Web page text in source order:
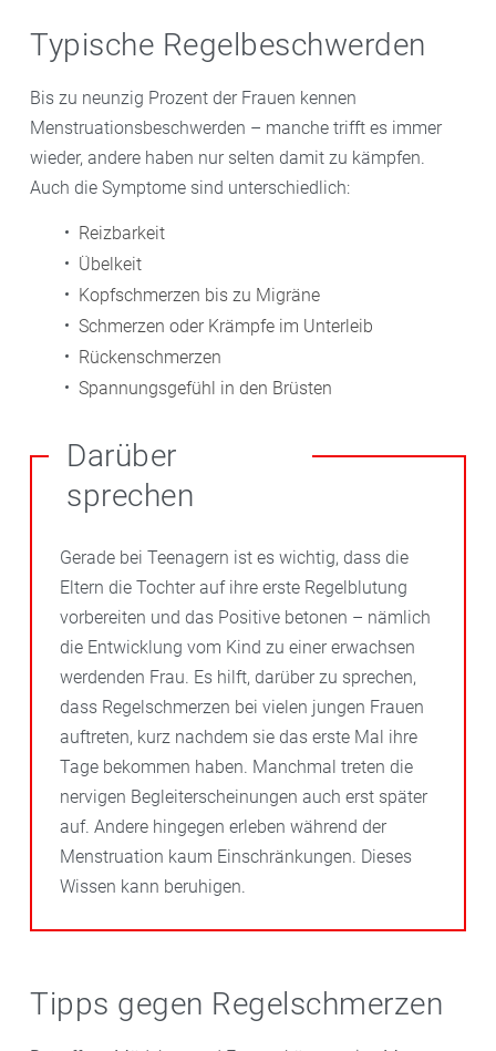
Typische Regelbeschwerden
Bis zu neunzig Prozent der Frauen kennen
Menstruationsbeschwerden – manche trifft es immer
wieder, andere haben nur selten damit zu kämpfen.
Auch die Symptome sind unterschiedlich:
Reizbarkeit
Übelkeit
Kopfschmerzen bis zu Migräne
Schmerzen oder Krämpfe im Unterleib
Rückenschmerzen
Spannungsgefühl in den Brüsten
Darüber
sprechen
Gerade bei Teenagern ist es wichtig, dass die
Eltern die Tochter auf ihre erste Regelblutung
vorbereiten und das Positive betonen – nämlich
die Entwicklung vom Kind zu einer erwachsen
werdenden Frau. Es hilft, darüber zu sprechen,
dass Regelschmerzen bei vielen jungen Frauen
auftreten, kurz nachdem sie das erste Mal ihre
Tage bekommen haben. Manchmal treten die
nervigen Begleiterscheinungen auch erst später
auf. Andere hingegen erleben während der
Menstruation kaum Einschränkungen. Dieses
Wissen kann beruhigen.
Tipps gegen Regelschmerzen